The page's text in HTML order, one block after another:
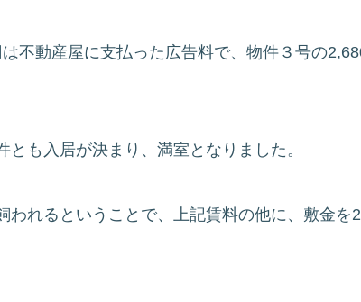
不動産屋に支払った広告料で、物件３号の
とも入居が決まり、満室となりました。
われるということで、上記賃料の他に、敷金を